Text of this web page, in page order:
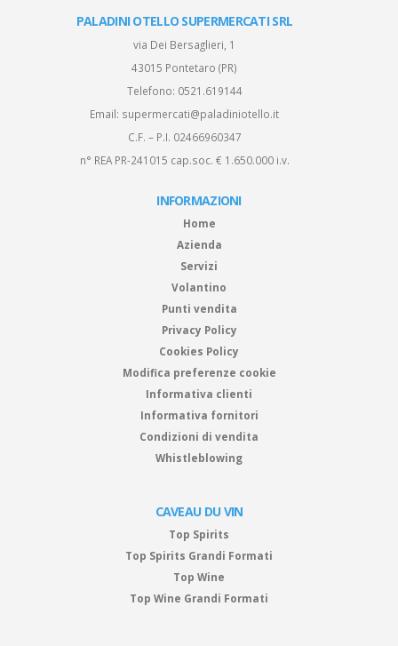
PALADINI OTELLO SUPERMERCATI SRL
via Dei Bersaglieri, 1
43015 Pontetaro (PR)
Telefono: 0521.619144
Email: supermercati@paladiniotello.it
C.F. – P.I. 02466960347
n° REA PR-241015 cap.soc. € 1.650.000 i.v.
INFORMAZIONI
Home
Azienda
Servizi
Volantino
Punti vendita
Privacy Policy
Cookies Policy
Modifica preferenze cookie
Informativa clienti
Informativa fornitori
Condizioni di vendita
Whistleblowing
CAVEAU DU VIN
Top Spirits
Top Spirits Grandi Formati
Top Wine
Top Wine Grandi Formati